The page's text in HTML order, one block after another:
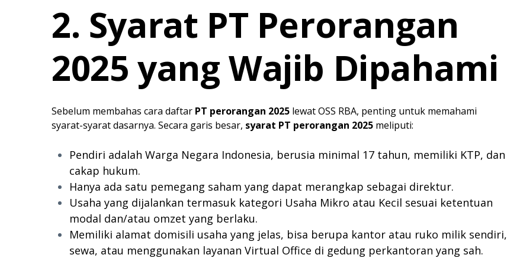
2. Syarat PT Perorangan
2025 yang Wajib Dipahami
Sebelum membahas cara daftar PT perorangan 2025 lewat OSS RBA, penting untuk memahami
syarat-syarat dasarnya. Secara garis besar, syarat PT perorangan 2025 meliputi:
Pendiri adalah Warga Negara Indonesia, berusia minimal 17 tahun, memiliki KTP, dan
cakap hukum.
Hanya ada satu pemegang saham yang dapat merangkap sebagai direktur.
Usaha yang dijalankan termasuk kategori Usaha Mikro atau Kecil sesuai ketentuan
modal dan/atau omzet yang berlaku.
Memiliki alamat domisili usaha yang jelas, bisa berupa kantor atau ruko milik sendiri,
sewa, atau menggunakan layanan Virtual Office di gedung perkantoran yang sah.